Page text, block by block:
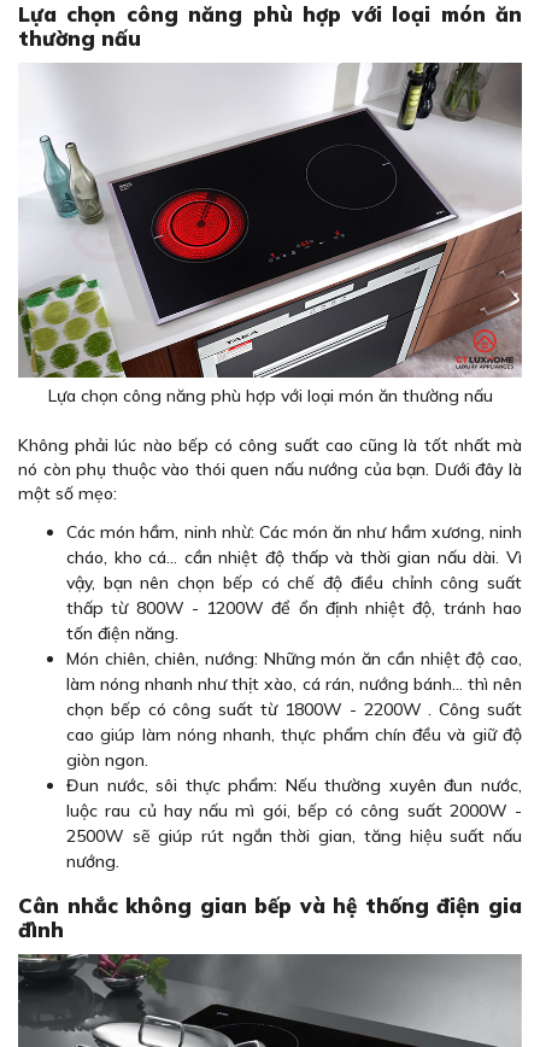
Lựa chọn công năng phù hợp với loại món ăn
thường nấu
Lựa chọn công năng phù hợp với loại món ăn thường nấu
Không phải lúc nào bếp có công suất cao cũng là tốt nhất mà
nó còn phụ thuộc vào thói quen nấu nướng của bạn. Dưới đây là
một số mẹo:
Các món hầm, ninh nhừ: Các món ăn như hầm xương, ninh
cháo, kho cá… cần nhiệt độ thấp và thời gian nấu dài. Vì
vậy, bạn nên chọn bếp có chế độ điều chỉnh công suất
thấp từ 800W - 1200W để ổn định nhiệt độ, tránh hao
tốn điện năng.
Món chiên, chiên, nướng: Những món ăn cần nhiệt độ cao,
làm nóng nhanh như thịt xào, cá rán, nướng bánh… thì nên
chọn bếp có công suất từ ​​1800W - 2200W . Công suất
cao giúp làm nóng nhanh, thực phẩm chín đều và giữ độ
giòn ngon.
Đun nước, sôi thực phẩm: Nếu thường xuyên đun nước,
luộc rau củ hay nấu mì gói, bếp có công suất 2000W -
2500W sẽ giúp rút ngắn thời gian, tăng hiệu suất nấu
nướng.
Cân nhắc không gian bếp và hệ thống điện gia
đình